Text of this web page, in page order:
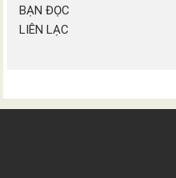
BẠN ĐỌC
LIÊN LẠC